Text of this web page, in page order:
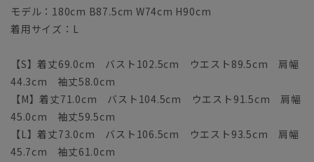
モデル：180cm B87.5cm W74cm H90cm
着用サイズ：L
【S】着丈69.0cm バスト102.5cm ウエスト89.5cm 肩幅
44.3cm 袖丈58.0cm
【M】着丈71.0cm バスト104.5cm ウエスト91.5cm 肩幅
45.0cm 袖丈59.5cm
【L】着丈73.0cm バスト106.5cm ウエスト93.5cm 肩幅
45.7cm 袖丈61.0cm